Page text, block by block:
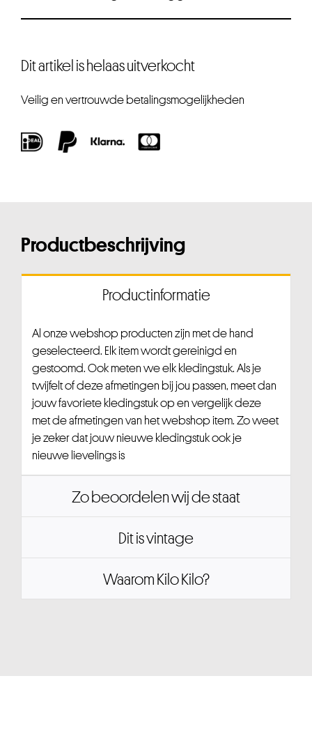
Dit artikel is helaas uitverkocht
Veilig en vertrouwde betalingsmogelijkheden
Productbeschrijving
Productinformatie
Al onze webshop producten zijn met de hand
geselecteerd. Elk item wordt gereinigd en
gestoomd. Ook meten we elk kledingstuk. Als je
twijfelt of deze afmetingen bij jou passen, meet dan
jouw favoriete kledingstuk op en vergelijk deze
met de afmetingen van het webshop item. Zo weet
je zeker dat jouw nieuwe kledingstuk ook je
nieuwe lievelings is
Zo beoordelen wij de staat
Dit is vintage
Waarom Kilo Kilo?